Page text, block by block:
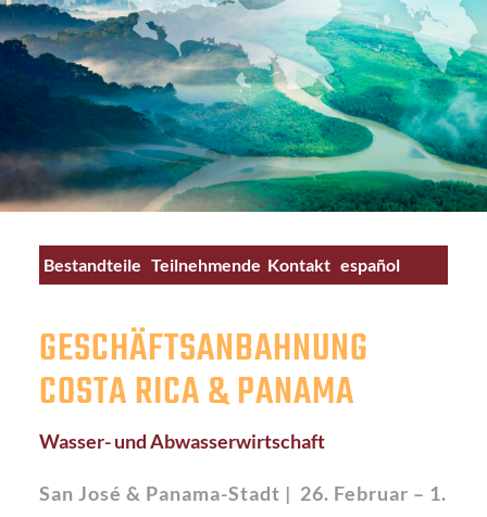
Bestandteile Teilnehmende Kontakt español
GESCHÄFTSANBAHNUNG
COSTA RICA & PANAMA
Wasser- und Abwasserwirtschaft
San José & Panama-Stadt | 26. Februar – 1.